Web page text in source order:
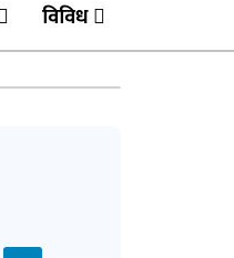
विविध